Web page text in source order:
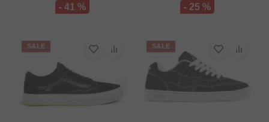
- 41 % - 25 %
SALE SALE